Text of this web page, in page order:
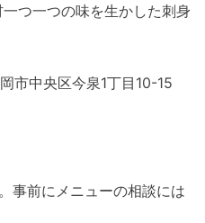
つ一つの味を生かした刺身
市中央区今泉1丁目10-15
事前にメニューの相談には